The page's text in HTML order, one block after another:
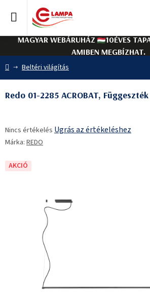
tartalomhoz
MAGYAR WEBÁRUHÁZ
10ÉVES
AMIBEN MEGBÍZHAT.
Kezdőlap
Beltéri világítás
Redo 01-2285 ACROBAT, Függeszték
termék
átlagos
5-
Nincs értékelés Ugrás az értékeléshez
Márka: REDO
AKCIÓ